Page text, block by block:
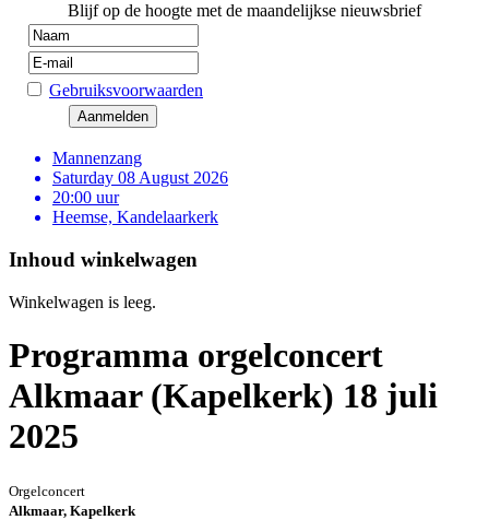
Blijf op de hoogte met de maandelijkse nieuwsbrief
Gebruiksvoorwaarden
Mannenzang
Saturday 08 August 2026
20:00 uur
Heemse, Kandelaarkerk
Inhoud winkelwagen
Winkelwagen is leeg.
Programma orgelconcert
Alkmaar (Kapelkerk) 18 juli
2025
Orgelconcert
Alkmaar, Kapelkerk